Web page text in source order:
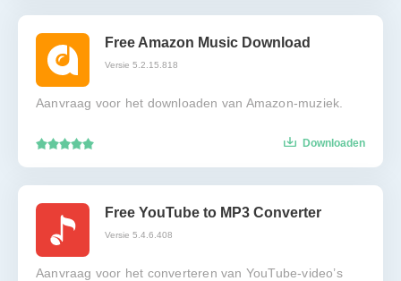
Free Amazon Music Download
Versie 5.2.15.818
Aanvraag voor het downloaden van Amazon-muziek.
Downloaden
Free YouTube to MP3 Converter
Versie 5.4.6.408
Aanvraag voor het converteren van YouTube-video’s